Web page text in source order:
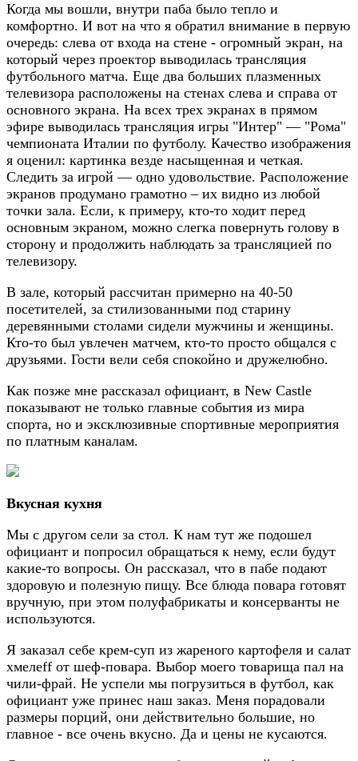
Когда мы вошли, внутри паба было тепло и
комфортно. И вот на что я обратил внимание в первую
очередь: слева от входа на стене - огромный экран, на
который через проектор выводилась трансляция
футбольного матча. Еще два больших плазменных
телевизора расположены на стенах слева и справа от
основного экрана. На всех трех экранах в прямом
эфире выводилась трансляция игры "Интер" — "Рома"
чемпионата Италии по футболу. Качество изображения
я оценил: картинка везде насыщенная и четкая.
Следить за игрой — одно удовольствие. Расположение
экранов продумано грамотно – их видно из любой
точки зала. Если, к примеру, кто-то ходит перед
основным экраном, можно слегка повернуть голову в
сторону и продолжить наблюдать за трансляцией по
телевизору.
В зале, который рассчитан примерно на 40-50
посетителей, за стилизованными под старину
деревянными столами сидели мужчины и женщины.
Кто-то был увлечен матчем, кто-то просто общался с
друзьями. Гости вели себя спокойно и дружелюбно.
Как позже мне рассказал официант, в New Castle
показывают не только главные события из мира
спорта, но и эксклюзивные спортивные мероприятия
по платным каналам.
Вкусная кухня
Мы с другом сели за стол. К нам тут же подошел
официант и попросил обращаться к нему, если будут
какие-то вопросы. Он рассказал, что в пабе подают
здоровую и полезную пищу. Все блюда повара готовят
вручную, при этом полуфабрикаты и консерванты не
используются.
Я заказал себе крем-суп из жареного картофеля и салат
хмелеff от шеф-повара. Выбор моего товарища пал на
чили-фрай. Не успели мы погрузиться в футбол, как
официант уже принес наш заказ. Меня порадовали
размеры порций, они действительно большие, но
главное - все очень вкусно. Да и цены не кусаются.